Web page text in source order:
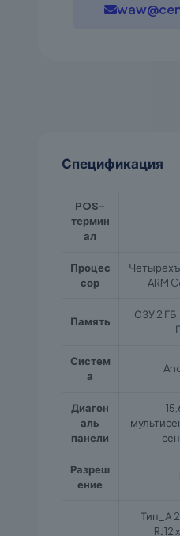
Спецификация
POS-
термин
ал
Процес
сор
ARM
Память
ОЗУ 2
Систем
а
Диагон
аль
панели
Разреш
ение
Тип_А
RJ12